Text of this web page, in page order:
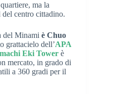
ma la
centro cittadino.
del Minami è Chuo
grattacielo dell’APA
Eki Tower è
mercato, in grado di
a 360 gradi per il